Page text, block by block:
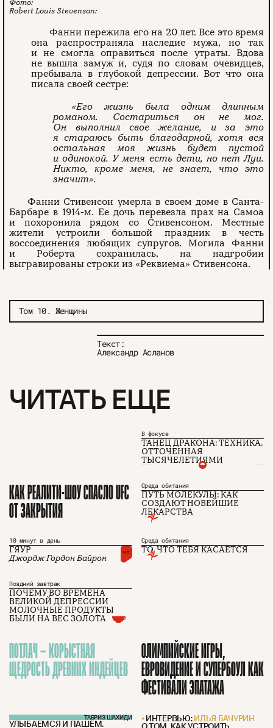
Том 10. Женщины
Текст:
Александр Асланов
Robert Louis Stevenson:
Фанни пережила его на 20 лет. Все это время
она распространяла наследие мужа, но так
и не смогла оправиться после утраты. Вдова
не вышла замуж и, судя по словам очевидцев,
пребывала в глубокой депрессии. Вот что она
писала своей сестре:
«Его жизнь была одним длинным
романом. Состариться он не мог.
Он выполнил свое желание, и за это
я стараюсь быть благодарной, хотя вся
остальная моя жизнь будет пустой
и одинокой. У меня есть дети, но нет Луи.
Никто, кроме меня, не знает, что это
значит».
Фанни Стивенсон умерла в своем доме в Санта-
Барбаре в 1914-м. Ее дочь перевезла прах на Самоа
и похоронила рядом со Стивенсоном. Местные
жители устроили большой праздник в честь
воссоединения любящих супругов. Могила Фанни
и Роберта сохранилась, на надгробии
выгравированы строки из «Реквиема» Стивенсона.
ЧИТАТЬ ЕЩЕ
В фокусе
ТАНЕЦ ДРАКОНА: ТЕХНИКА,
ОТТОЧЕННАЯ
ТЫСЯЧЕЛЕТИЯМИ
КАК РЕАЛИТИ-ШОУ СПАСЛО UFC
ОТ ЗАКРЫТИЯ
Среда обитания
ПУТЬ МОЛЕКУЛЫ: КАК
СОЗДАЮТ НОВЕЙШИЕ
ЛЕКАРСТВА
10 минут в день
ГЯУР
Джордж Гордон Байрон
чт
Среда обитания
ТО, ЧТО ТЕБЯ КАСАЕТСЯ
Поздний завтрак
ПОЧЕМУ ВО ВРЕМЕНА
ВЕЛИКОЙ ДЕПРЕССИИ
МОЛОЧНЫЕ ПРОДУКТЫ
БЫЛИ НА ВЕС ЗОЛОТА
ПОТЛАЧ — КОРЫСТНАЯ
ЩЕДРОСТЬ ДРЕВНИХ ИНДЕЙЦЕВ
ОЛИМПИЙСКИЕ ИГРЫ,
ЕВРОВИДЕНИЕ И СУПЕРБОУЛ КАК
ФЕСТИВАЛИ ЭПАТАЖА
ТАБРИЗ ШАХИДИ
УЛЫБАЕМСЯ И ПАШЕМ. ИНТЕРВЬЮ:ИЛЬЯ БАЧУРИН
О проекте
Команда
Авторы
Подписаться на журнал
ЧТИВО ДОМ
YouTube
Telegram
Рекламодателям
Пользовательское соглашение
Политика конфиденциальности